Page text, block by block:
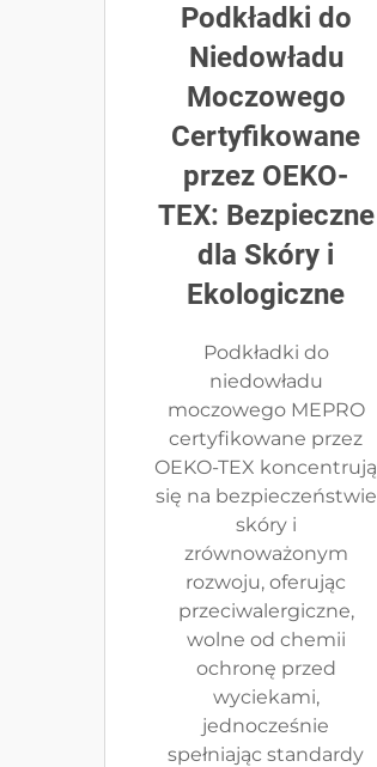
Podkładki do
Niedowładu
Moczowego
Certyfikowane
przez OEKO-
TEX: Bezpieczne
dla Skóry i
Ekologiczne
Podkładki do
niedowładu
moczowego MEPRO
certyfikowane przez
OEKO-TEX koncentrują
się na bezpieczeństwie
skóry i
zrównoważonym
rozwoju, oferując
przeciwalergiczne,
wolne od chemii
ochronę przed
wyciekami,
jednocześnie
spełniając standardy